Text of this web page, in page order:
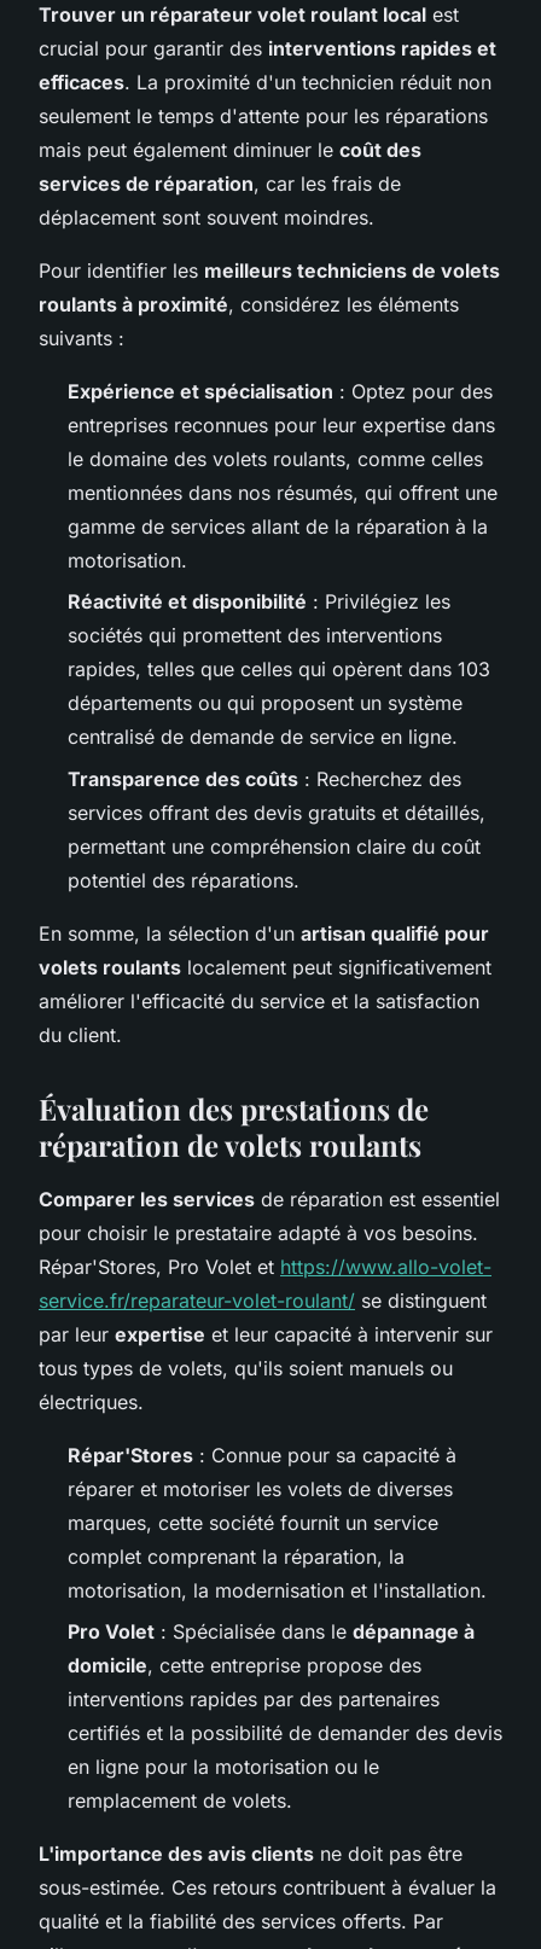
Trouver un réparateur volet roulant local est
crucial pour garantir des interventions rapides et
efficaces. La proximité d'un technicien réduit non
seulement le temps d'attente pour les réparations
mais peut également diminuer le coût des
services de réparation, car les frais de
déplacement sont souvent moindres.
Pour identifier les meilleurs techniciens de volets
roulants à proximité, considérez les éléments
suivants :
Expérience et spécialisation : Optez pour des
entreprises reconnues pour leur expertise dans
le domaine des volets roulants, comme celles
mentionnées dans nos résumés, qui offrent une
gamme de services allant de la réparation à la
motorisation.
Réactivité et disponibilité : Privilégiez les
sociétés qui promettent des interventions
rapides, telles que celles qui opèrent dans 103
départements ou qui proposent un système
centralisé de demande de service en ligne.
Transparence des coûts : Recherchez des
services offrant des devis gratuits et détaillés,
permettant une compréhension claire du coût
potentiel des réparations.
En somme, la sélection d'un artisan qualifié pour
volets roulants localement peut significativement
améliorer l'efficacité du service et la satisfaction
du client.
Évaluation des prestations de
réparation de volets roulants
Comparer les services de réparation est essentiel
pour choisir le prestataire adapté à vos besoins.
Répar'Stores, Pro Volet et https://www.allo-volet-
service.fr/reparateur-volet-roulant/ se distinguent
par leur expertise et leur capacité à intervenir sur
tous types de volets, qu'ils soient manuels ou
électriques.
Répar'Stores : Connue pour sa capacité à
réparer et motoriser les volets de diverses
marques, cette société fournit un service
complet comprenant la réparation, la
motorisation, la modernisation et l'installation.
Pro Volet : Spécialisée dans le dépannage à
domicile, cette entreprise propose des
interventions rapides par des partenaires
certifiés et la possibilité de demander des devis
en ligne pour la motorisation ou le
remplacement de volets.
L'importance des avis clients ne doit pas être
sous-estimée. Ces retours contribuent à évaluer la
qualité et la fiabilité des services offerts. Par